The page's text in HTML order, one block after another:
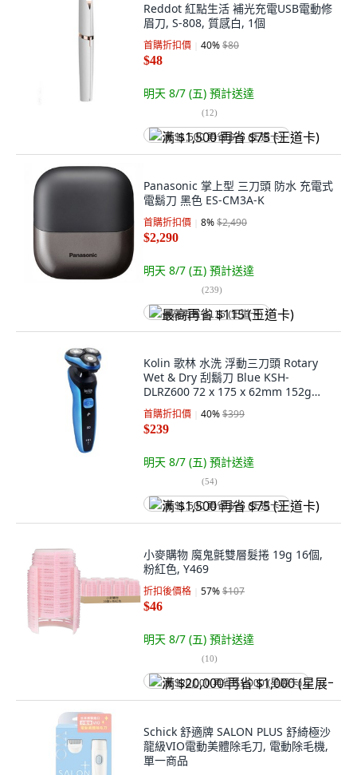
Reddot 紅點生活 補光充電USB電動修
眉刀, S-808, 質感白, 1個
首購折扣價 40%$80
$48
明天 8/7 (五) 預計送達
(12)
满 $1,500 再省 $75 (王道卡)
Panasonic 掌上型 三刀頭 防水 充電式
電鬍刀 黑色 ES-CM3A-K
首購折扣價 8%$2,490
$2,290
明天 8/7 (五) 預計送達
(239)
最高再省 $115 (王道卡)
Kolin 歌林 水洗 浮動三刀頭 Rotary
Wet & Dry 刮鬍刀 Blue KSH-
DLRZ600 72 x 175 x 62mm 152g
USB充電 內容物: USB充電線x1、刀頭
蓋
首購折扣價 40%$399
$239
明天 8/7 (五) 預計送達
(54)
满 $1,500 再省 $75 (王道卡)
小麥購物 魔鬼氈雙層髮捲 19g 16個,
粉紅色, Y469
折扣後價格 57%$107
$46
明天 8/7 (五) 預計送達
(10)
满 $20,000 再省 $1,000 (星展卡)
Schick 舒適牌 SALON PLUS 舒綺極沙
龍級VIO電動美體除毛刀, 電動除毛機,
單一商品